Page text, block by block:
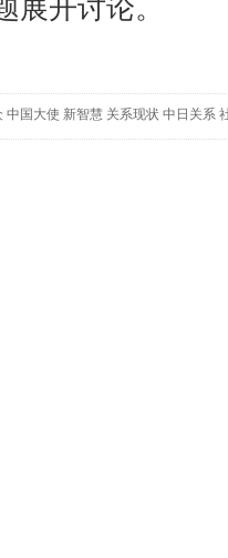
开讨论。
中国大使 新智慧 关系现状 中日关系